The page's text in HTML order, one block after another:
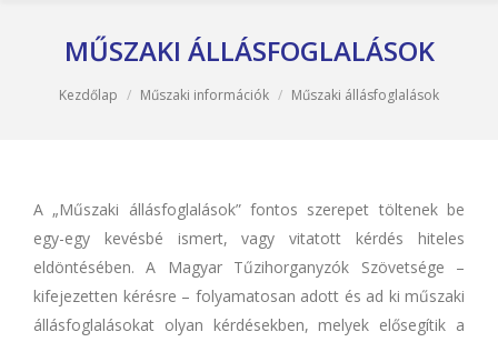
MŰSZAKI ÁLLÁSFOGLALÁSOK
You are here:
Kezdőlap Műszaki információk Műszaki állásfoglalások
A „Műszaki állásfoglalások” fontos szerepet töltenek be
egy-egy kevésbé ismert, vagy vitatott kérdés hiteles
eldöntésében. A Magyar Tűzihorganyzók Szövetsége –
kifejezetten kérésre – folyamatosan adott és ad ki műszaki
állásfoglalásokat olyan kérdésekben, melyek elősegítik a